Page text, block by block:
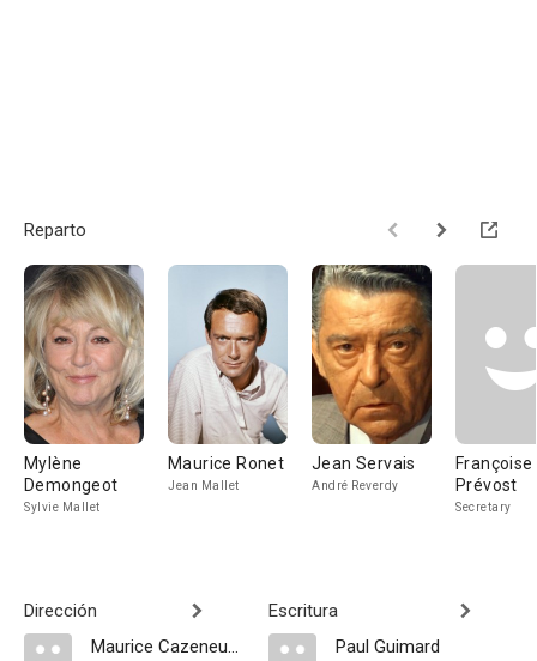
Reparto
Mylène
Demongeot
Sylvie Mallet
Maurice Ronet
Jean Mallet
Jean Servais
André Reverdy
Françoise
Prévost
Secretary
Dirección
Maurice Cazeneuve
Escritura
Paul Guimard